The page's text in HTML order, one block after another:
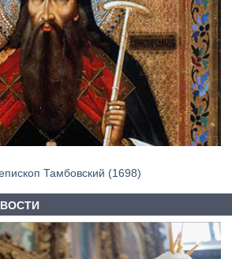
Тамбовский (1698)